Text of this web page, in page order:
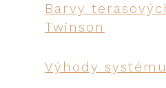
Barvy
Twinson
Výhody